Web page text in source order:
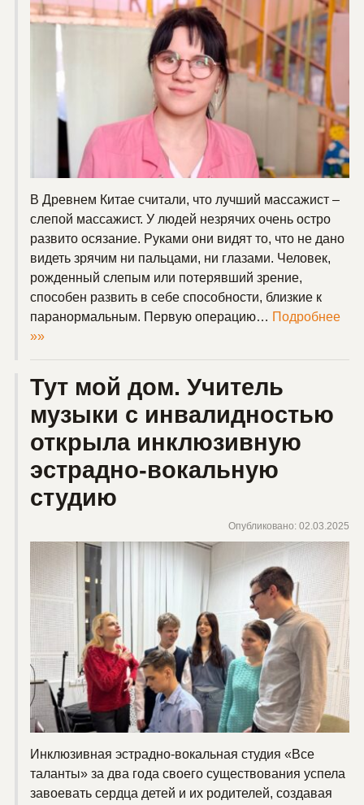
В Древнем Китае считали, что лучший массажист –
слепой массажист. У людей незрячих очень остро
развито осязание. Руками они видят то, что не дано
видеть зрячим ни пальцами, ни глазами. Человек,
рожденный слепым или потерявший зрение,
способен развить в себе способности, близкие к
паранормальным. Первую операцию… Подробнее
»»
Тут мой дом. Учитель
музыки с инвалидностью
открыла инклюзивную
эстрадно-вокальную
студию
Опубликовано: 02.03.2025
Инклюзивная эстрадно-вокальная студия «Все
таланты» за два года своего существования успела
завоевать сердца детей и их родителей, создавая